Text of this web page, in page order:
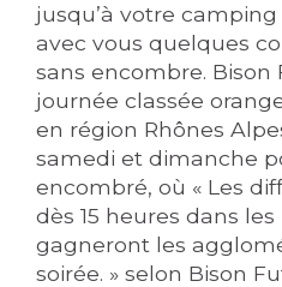
jusqu’à votre
avec vous quelques
sans encombre.
journée classée
en région Rhônes
samedi et dimanche
encombré, où « Les
dès 15 heures dans
gagneront les
soirée. » selon Bison